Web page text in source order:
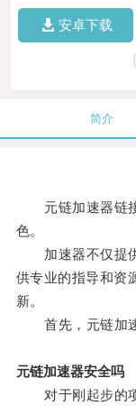
安卓下载
简介
元链加速器链接
色。
加速器不仅提供
供专业的指导和资
新。
首先，元链加速
元链加速器安全吗
对于刚起步的项